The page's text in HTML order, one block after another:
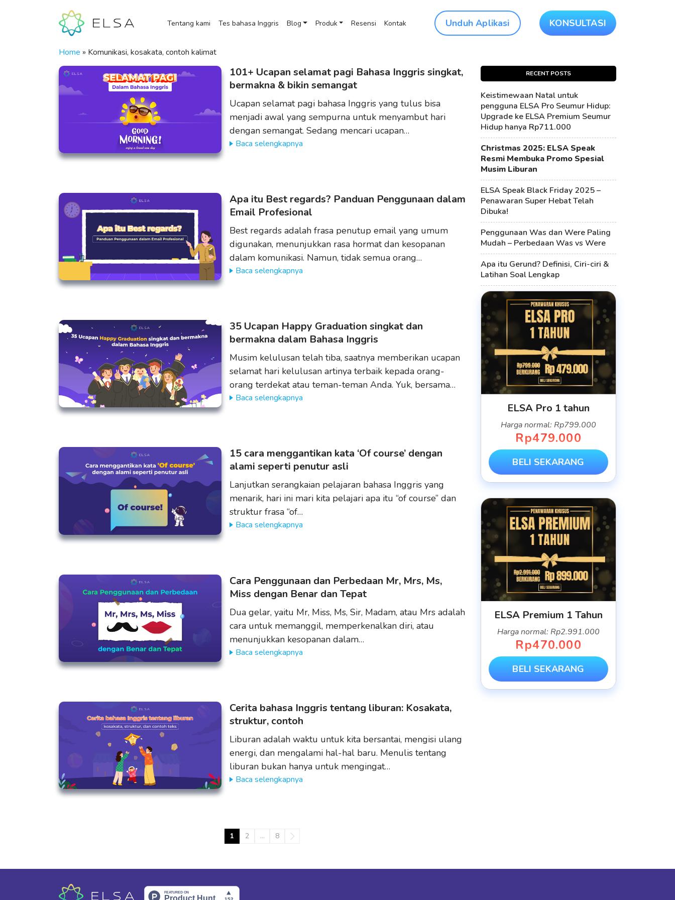
Tentang kami Tes bahasa Inggris Blog Produk Resensi Kontak Unduh Aplikasi KONSULTASI
Home » Komunikasi, kosakata, contoh kalimat
101+ Ucapan selamat pagi Bahasa Inggris singkat,
bermakna & bikin semangat
Ucapan selamat pagi bahasa Inggris yang tulus bisa
menjadi awal yang sempurna untuk menyambut hari
dengan semangat. Sedang mencari ucapan…
Baca selengkapnya
Apa itu Best regards? Panduan Penggunaan dalam
Email Profesional
Best regards adalah frasa penutup email yang umum
digunakan, menunjukkan rasa hormat dan kesopanan
dalam komunikasi. Namun, tidak semua orang…
Baca selengkapnya
35 Ucapan Happy Graduation singkat dan
bermakna dalam Bahasa Inggris
Musim kelulusan telah tiba, saatnya memberikan ucapan
selamat hari kelulusan artinya terbaik kepada orang-
orang terdekat atau teman-teman Anda. Yuk, bersama…
Baca selengkapnya
15 cara menggantikan kata ‘Of course’ dengan
alami seperti penutur asli
Lanjutkan serangkaian pelajaran bahasa Inggris yang
menarik, hari ini mari kita pelajari apa itu “of course” dan
struktur frasa “of…
Baca selengkapnya
Cara Penggunaan dan Perbedaan Mr, Mrs, Ms,
Miss dengan Benar dan Tepat
Dua gelar, yaitu Mr, Miss, Ms, Sir, Madam, atau Mrs adalah
cara untuk memanggil, memperkenalkan diri, atau
menunjukkan kesopanan dalam…
Baca selengkapnya
Cerita bahasa Inggris tentang liburan: Kosakata,
struktur, contoh
Liburan adalah waktu untuk kita bersantai, mengisi ulang
energi, dan mengalami hal-hal baru. Menulis tentang
liburan bukan hanya untuk mengingat…
Baca selengkapnya
1 2 … 8
RECENT POSTS
Keistimewaan Natal untuk
pengguna ELSA Pro Seumur Hidup:
Upgrade ke ELSA Premium Seumur
Hidup hanya Rp711.000
Christmas 2025: ELSA Speak
Resmi Membuka Promo Spesial
Musim Liburan
ELSA Speak Black Friday 2025 –
Penawaran Super Hebat Telah
Dibuka!
Penggunaan Was dan Were Paling
Mudah – Perbedaan Was vs Were
Apa itu Gerund? Definisi, Ciri-ciri &
Latihan Soal Lengkap
ELSA Pro 1 tahun
Harga normal: Rp799.000
Rp479.000
BELI SEKARANG
ELSA Premium 1 Tahun
Harga normal: Rp2.991.000
Rp470.000
BELI SEKARANG